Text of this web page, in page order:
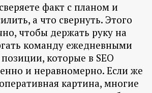
факт с планом и
а что свернуть. Этого
чтобы держать руку на
команду ежедневными
которые в SEO
и неравномерно. Если же
картина, многие